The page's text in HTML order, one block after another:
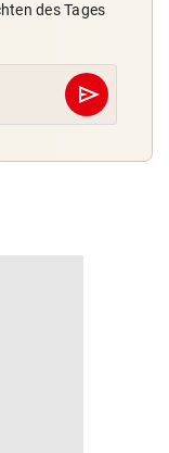
des Tages
send
Abschicken